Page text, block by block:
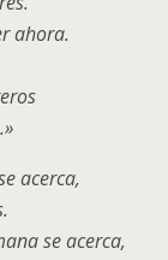
ahora.
acerca,
se acerca,